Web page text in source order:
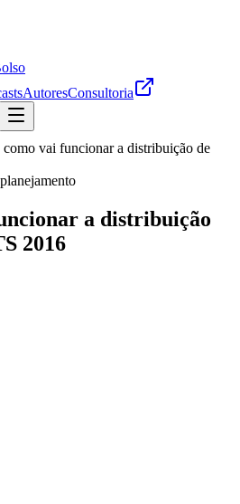
AutoresConsultoria
como vai funcionar a distribuição de
a distribuição
2016